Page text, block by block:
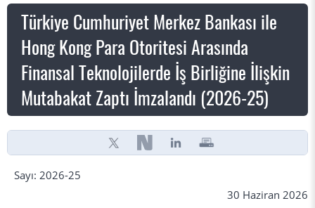
Türkiye Cumhuriyet Merkez Bankası ile
Hong Kong Para Otoritesi Arasında
Finansal Teknolojilerde İş Birliğine İlişkin
Mutabakat Zaptı İmzalandı (2026-25)
Sayı: 2026-25
30 Haziran 2026